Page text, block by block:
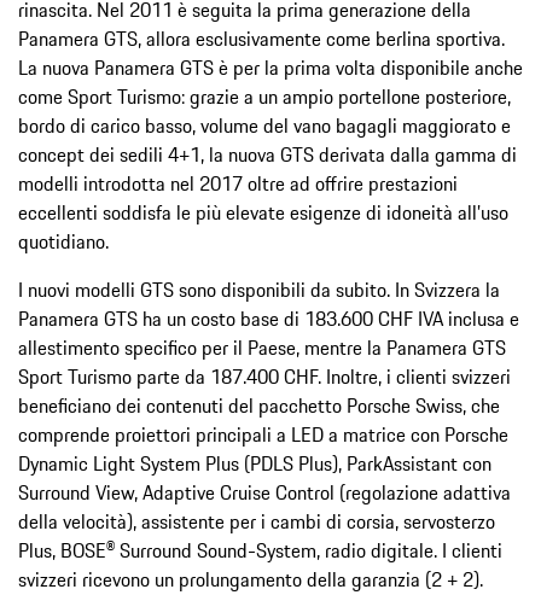
rinascita. Nel 2011 è seguita la prima generazione della
Panamera GTS, allora esclusivamente come berlina sportiva.
La nuova Panamera GTS è per la prima volta disponibile anche
come Sport Turismo: grazie a un ampio portellone posteriore,
bordo di carico basso, volume del vano bagagli maggiorato e
concept dei sedili 4+1, la nuova GTS derivata dalla gamma di
modelli introdotta nel 2017 oltre ad offrire prestazioni
eccellenti soddisfa le più elevate esigenze di idoneità all’uso
quotidiano.
I nuovi modelli GTS sono disponibili da subito. In Svizzera la
Panamera GTS ha un costo base di 183.600 CHF IVA inclusa e
allestimento specifico per il Paese, mentre la Panamera GTS
Sport Turismo parte da 187.400 CHF. Inoltre, i clienti svizzeri
beneficiano dei contenuti del pacchetto Porsche Swiss, che
comprende proiettori principali a LED a matrice con Porsche
Dynamic Light System Plus (PDLS Plus), ParkAssistant con
Surround View, Adaptive Cruise Control (regolazione adattiva
della velocità), assistente per i cambi di corsia, servosterzo
Plus, BOSE® Surround Sound-System, radio digitale. I clienti
svizzeri ricevono un prolungamento della garanzia (2 + 2).